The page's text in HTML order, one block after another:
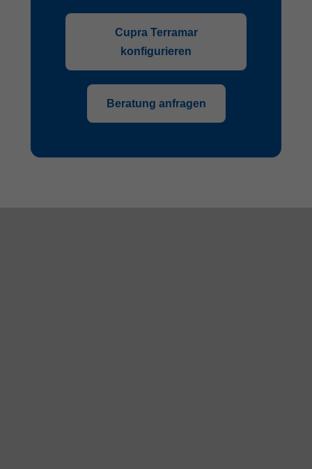
Cupra Terramar
konfigurieren
Beratung anfragen